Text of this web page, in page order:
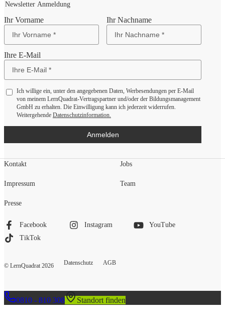
Newsletter Anmeldung
Ihr Vorname Ihr Nachname
Ihre E-Mail
Ich willige ein, unter den angegebenen Daten, Werbesendungen per E-Mail
von meinem LernQuadrat-Vertragspartner und/oder der Bildungsmanagement
GmbH zu erhalten. Die Einwilligung kann ich jederzeit widerrufen.
Weitergehende Datenschutzinformation.
Anmelden
Kontakt
Impressum
Presse
Jobs
Team
Facebook Instagram
YouTube
TikTok
© LernQuadrat 2026 Datenschutz AGB
0810 - 810 308 Standort finden